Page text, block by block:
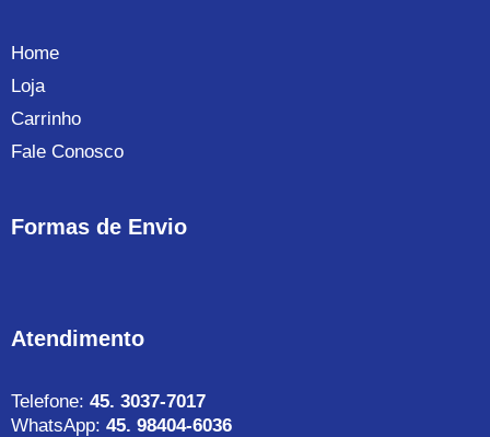
Home
Loja
Carrinho
Fale Conosco
Formas de Envio
Atendimento
Telefone: 45. 3037-7017
WhatsApp: 45. 98404-6036